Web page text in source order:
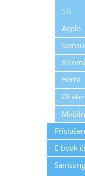
5G
Apple
Xiaomi
Herní
E-book
Samsung